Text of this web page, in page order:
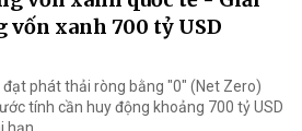
vốn xanh 700 tỷ USD
phát thải ròng bằng "0" (Net Zero)
tính cần huy động khoảng 700 tỷ USD